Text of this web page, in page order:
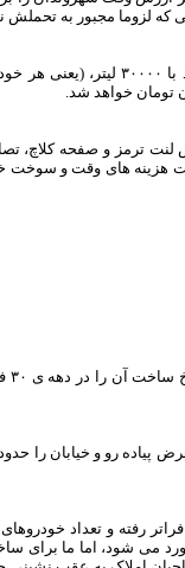
ترمز و صفحه کلاچ،
مردم این شهر، روزانه ۸۰ میلیون تومان
از گذشت بیش از نیم قرن، جمعیت این شهر از مرز
به مرودشت وارد می شوند، حدود ۳۰۰۰۰ دستگاه